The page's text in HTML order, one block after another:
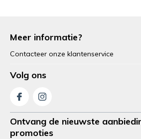
Meer informatie?
Contacteer onze klantenservice
Volg ons
Ontvang de nieuwste
promoties